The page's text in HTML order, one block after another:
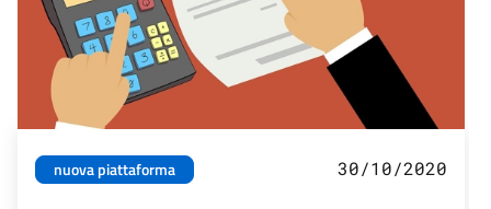
nuova piattaforma 30/10/2020